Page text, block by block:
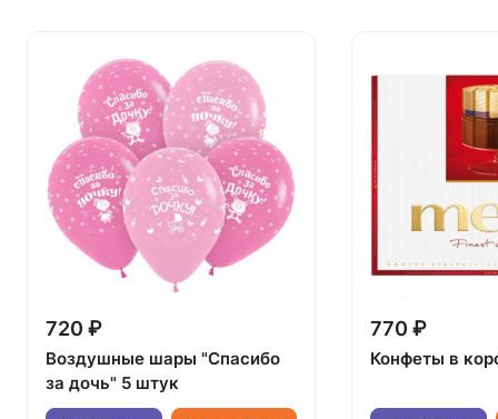
720 ₽
Воздушные шары "Спасибо
за дочь" 5 штук
770 ₽
Конфеты в